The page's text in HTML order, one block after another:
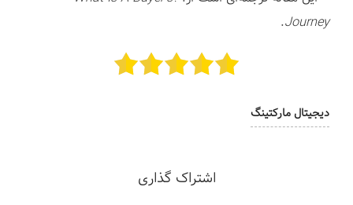
Journey
.
دیجیتال مارکتینگ
اشتراک گذاری